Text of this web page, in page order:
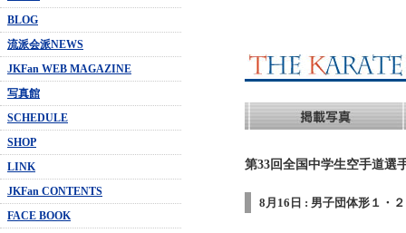
BLOG
流派会派NEWS
JKFan WEB MAGAZINE
写真館
SCHEDULE
SHOP
LINK
JKFan CONTENTS
FACE BOOK
第33回全国中学生空手道選
8月16日 : 男子団体形１・